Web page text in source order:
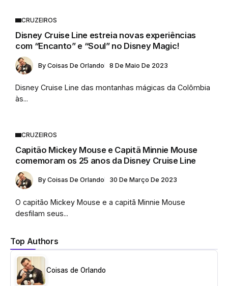
Top Authors
Coisas de Orlando
CRUZEIROS
Disney Cruise Line estreia novas experiências
com “Encanto” e “Soul” no Disney Magic!
By Coisas De Orlando 8 De Maio De 2023
Disney Cruise Line das montanhas mágicas da Colômbia
às...
CRUZEIROS
Capitão Mickey Mouse e Capitã Minnie Mouse
comemoram os 25 anos da Disney Cruise Line
By Coisas De Orlando 30 De Março De 2023
O capitão Mickey Mouse e a capitã Minnie Mouse
desfilam seus...